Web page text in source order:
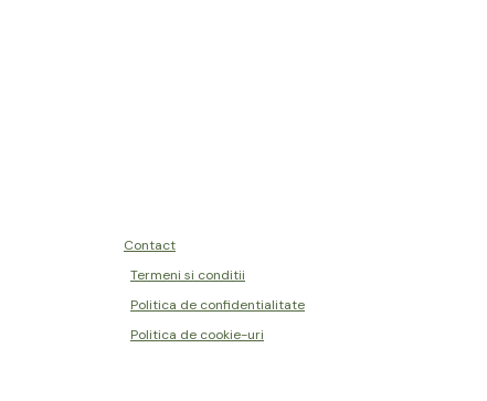
Contact
Termeni si conditii
Politica de confidentialitate
Politica de cookie-uri